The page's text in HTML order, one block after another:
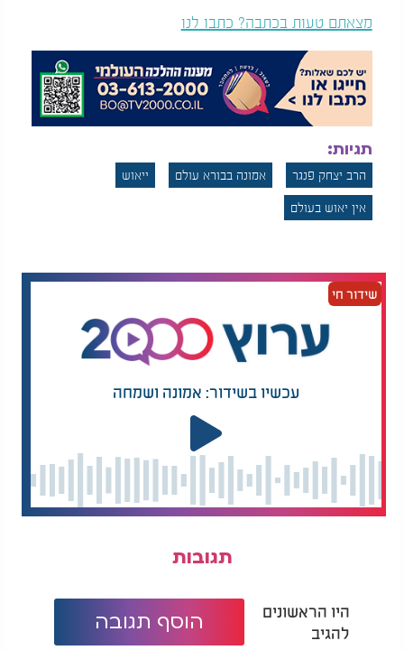
מצאתם טעות בכתבה? כתבו לנו
תגיות:
הרב יצחק פנגר אמונה בבורא עולם
ייאוש
אין יאוש בעולם
שידור חי
עכשיו בשידור: אמונה ושמחה
תגובות
היו הראשונים
להגיב
הוסף תגובה